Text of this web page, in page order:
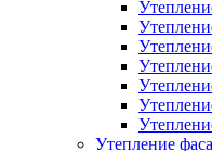
Утепление